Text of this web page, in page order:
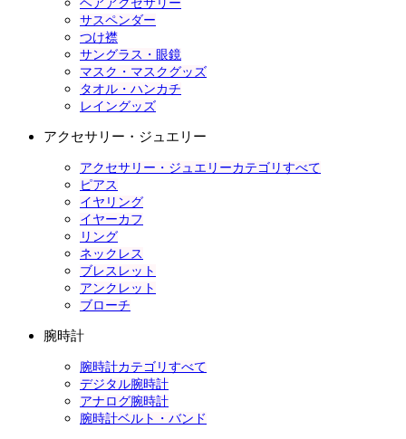
ヘアアクセサリー
サスペンダー
つけ襟
サングラス・眼鏡
マスク・マスクグッズ
タオル・ハンカチ
レイングッズ
アクセサリー・ジュエリー
アクセサリー・ジュエリーカテゴリすべて
ピアス
イヤリング
イヤーカフ
リング
ネックレス
ブレスレット
アンクレット
ブローチ
腕時計
腕時計カテゴリすべて
デジタル腕時計
アナログ腕時計
腕時計ベルト・バンド